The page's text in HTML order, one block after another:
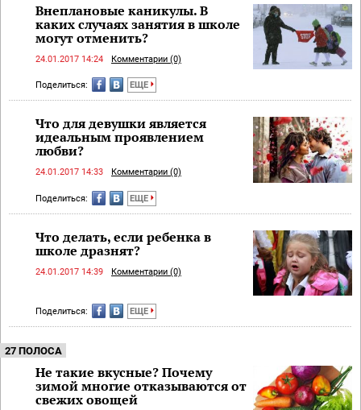
Внеплановые каникулы. В
каких случаях занятия в школе
могут отменить?
24.01.2017 14:24 Комментарии (0)
Поделиться: ЕЩЕ
Что для девушки является
идеальным проявлением
любви?
24.01.2017 14:33 Комментарии (0)
Поделиться: ЕЩЕ
Что делать, если ребенка в
школе дразнят?
24.01.2017 14:39 Комментарии (0)
Поделиться: ЕЩЕ
27 ПОЛОСА
Не такие вкусные? Почему
зимой многие отказываются от
свежих овощей